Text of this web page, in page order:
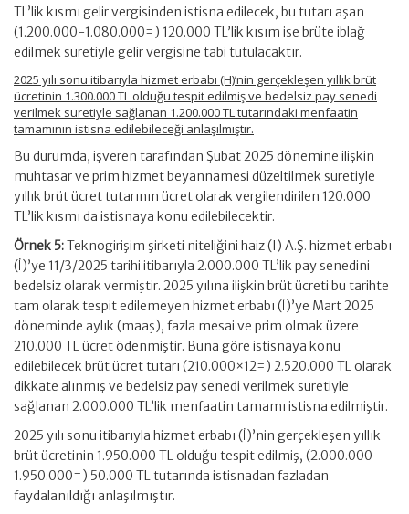
TL’lik kısmı gelir vergisinden istisna edilecek, bu tutarı aşan
(1.200.000-1.080.000=) 120.000 TL’lik kısım ise brüte iblağ
edilmek suretiyle gelir vergisine tabi tutulacaktır.
2025 yılı sonu itibarıyla hizmet erbabı (H)’nin gerçekleşen yıllık brüt
ücretinin 1.300.000 TL olduğu tespit edilmiş ve bedelsiz pay senedi
verilmek suretiyle sağlanan 1.200.000 TL tutarındaki menfaatin
tamamının istisna edilebileceği anlaşılmıştır.
Bu durumda, işveren tarafından Şubat 2025 dönemine ilişkin
muhtasar ve prim hizmet beyannamesi düzeltilmek suretiyle
yıllık brüt ücret tutarının ücret olarak vergilendirilen 120.000
TL’lik kısmı da istisnaya konu edilebilecektir.
Örnek 5:Teknogirişim şirketi niteliğini haiz (I) A.Ş. hizmet erbabı
(İ)’ye 11/3/2025 tarihi itibarıyla 2.000.000 TL’lik pay senedini
bedelsiz olarak vermiştir. 2025 yılına ilişkin brüt ücreti bu tarihte
tam olarak tespit edilemeyen hizmet erbabı (İ)’ye Mart 2025
döneminde aylık (maaş), fazla mesai ve prim olmak üzere
210.000 TL ücret ödenmiştir. Buna göre istisnaya konu
edilebilecek brüt ücret tutarı (210.000×12=) 2.520.000 TL olarak
dikkate alınmış ve bedelsiz pay senedi verilmek suretiyle
sağlanan 2.000.000 TL’lik menfaatin tamamı istisna edilmiştir.
2025 yılı sonu itibarıyla hizmet erbabı (İ)’nin gerçekleşen yıllık
brüt ücretinin 1.950.000 TL olduğu tespit edilmiş, (2.000.000-
1.950.000=) 50.000 TL tutarında istisnadan fazladan
faydalanıldığı anlaşılmıştır.